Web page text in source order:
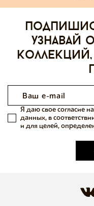
узнавай
Я даю свое согласие
данных, в
и для целей,